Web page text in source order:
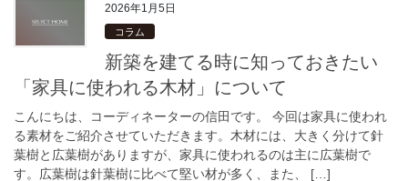
2026年1月5日
コラム
新築を建てる時に知っておきたい
「家具に使われる木材」について
こんにちは、コーディネーターの信田です。 今回は家具に使われ
る素材をご紹介させていただきます。木材には、大きく分けて針
葉樹と広葉樹がありますが、家具に使われるのは主に広葉樹で
す。広葉樹は針葉樹に比べて堅い材が多く、また、 […]